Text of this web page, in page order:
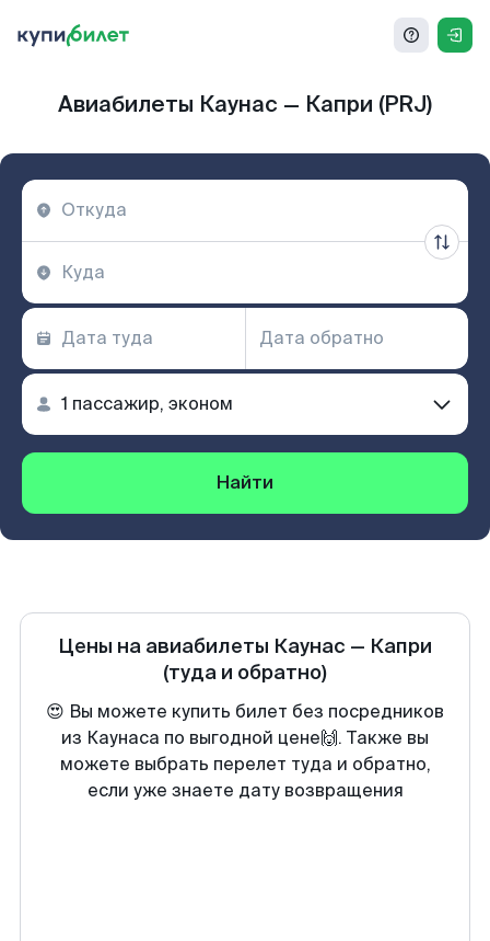
Авиабилеты Каунас — Капри (PRJ)
Найти
Цены на авиабилеты Каунас — Капри
(туда и обратно)
😍 Вы можете купить билет без посредников
из Каунаса по выгодной цене🙌. Также вы
можете выбрать перелет туда и обратно,
если уже знаете дату возвращения